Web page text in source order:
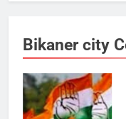
Bikaner city